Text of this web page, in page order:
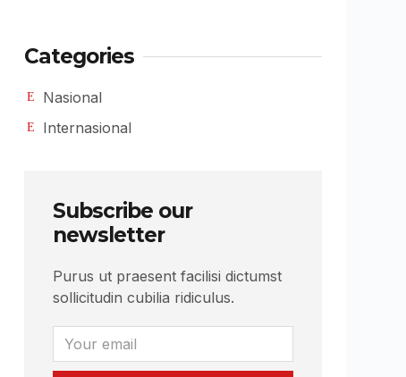
Categories
Nasional
Internasional
Subscribe our
newsletter
Purus ut praesent facilisi dictumst
sollicitudin cubilia ridiculus.